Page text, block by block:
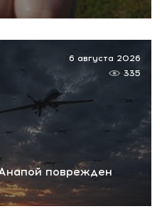
поврежден
6 августа 2026
335